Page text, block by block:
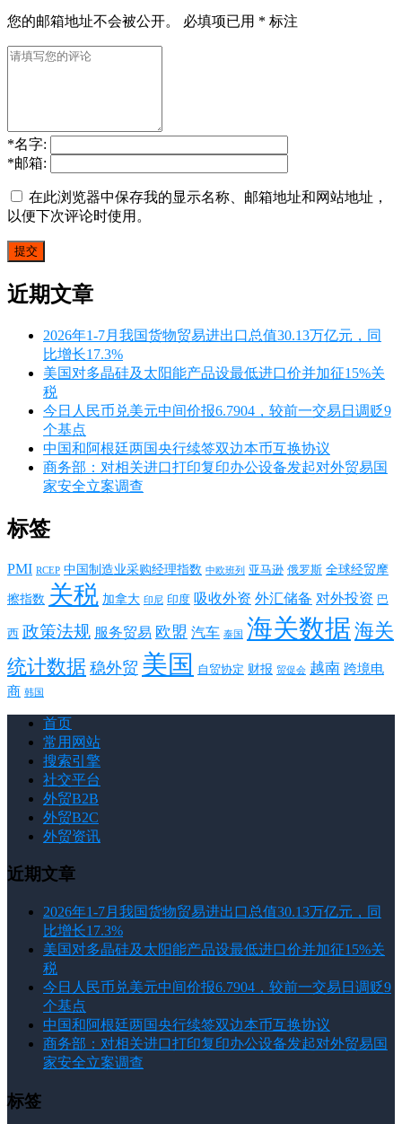
您的邮箱地址不会被公开。 必填项已用 * 标注
*名字:
*邮箱:
在此浏览器中保存我的显示名称、邮箱地址和网站地址，
以便下次评论时使用。
近期文章
2026年1-7月我国货物贸易进出口总值30.13万亿元，同
比增长17.3%
美国对多晶硅及太阳能产品设最低进口价并加征15%关
税
今日人民币兑美元中间价报6.7904，较前一交易日调贬9
个基点
中国和阿根廷两国央行续签双边本币互换协议
商务部：对相关进口打印复印办公设备发起对外贸易国
家安全立案调查
标签
PMI RCEP 中国制造业采购经理指数 中欧班列 亚马逊 俄罗斯 全球经贸摩
擦指数 关税 加拿大 印尼 印度 吸收外资 外汇储备 对外投资 巴
西 政策法规 服务贸易 欧盟 汽车 泰国 海关数据 海关
统计数据 稳外贸 美国 自贸协定 财报 贸促会 越南 跨境电
商 韩国
首页
常用网站
搜索引擎
社交平台
外贸B2B
外贸B2C
外贸资讯
近期文章
2026年1-7月我国货物贸易进出口总值30.13万亿元，同
比增长17.3%
美国对多晶硅及太阳能产品设最低进口价并加征15%关
税
今日人民币兑美元中间价报6.7904，较前一交易日调贬9
个基点
中国和阿根廷两国央行续签双边本币互换协议
商务部：对相关进口打印复印办公设备发起对外贸易国
家安全立案调查
标签